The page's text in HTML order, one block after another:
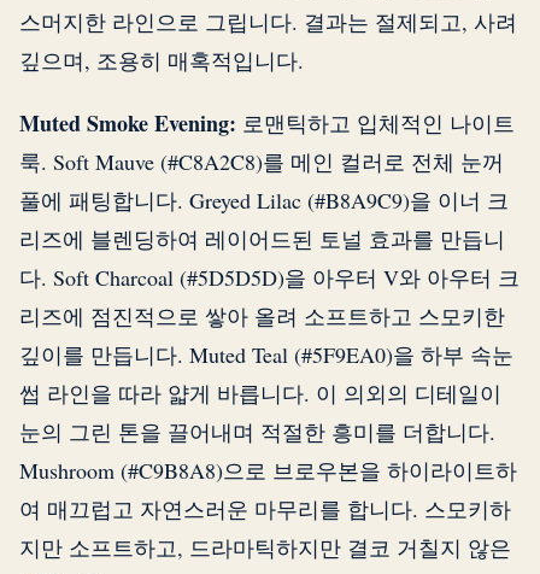
스머지한 라인으로 그립니다. 결과는 절제되고, 사려
깊으며, 조용히 매혹적입니다.
Muted Smoke Evening: 로맨틱하고 입체적인 나이트
룩. Soft Mauve (#C8A2C8)를 메인 컬러로 전체 눈꺼
풀에 패팅합니다. Greyed Lilac (#B8A9C9)을 이너 크
리즈에 블렌딩하여 레이어드된 토널 효과를 만듭니
다. Soft Charcoal (#5D5D5D)을 아우터 V와 아우터 크
리즈에 점진적으로 쌓아 올려 소프트하고 스모키한
깊이를 만듭니다. Muted Teal (#5F9EA0)을 하부 속눈
썹 라인을 따라 얇게 바릅니다. 이 의외의 디테일이
눈의 그린 톤을 끌어내며 적절한 흥미를 더합니다.
Mushroom (#C9B8A8)으로 브로우본을 하이라이트하
여 매끄럽고 자연스러운 마무리를 합니다. 스모키하
지만 소프트하고, 드라마틱하지만 결코 거칠지 않은